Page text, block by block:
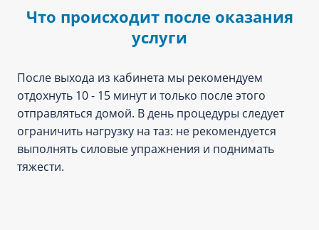
Что происходит после оказания
услуги
После выхода из кабинета мы рекомендуем
отдохнуть 10 - 15 минут и только после этого
отправляться домой. В день процедуры следует
ограничить нагрузку на таз: не рекомендуется
выполнять силовые упражнения и поднимать
тяжести.